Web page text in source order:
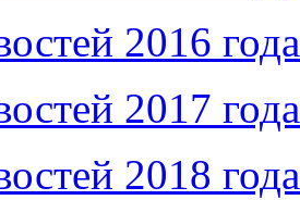
2016 года
2017 года
2018 года